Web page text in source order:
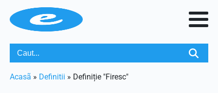
Acasã » Definitii » Definiție "Firesc"